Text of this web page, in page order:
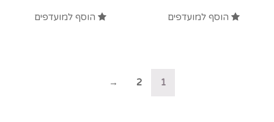
הוסף למועדפים הוסף למועדפים
1
2
→